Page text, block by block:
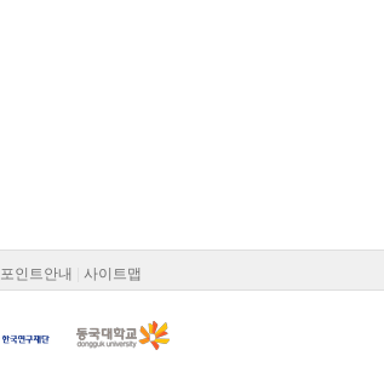
포인트안내 사이트맵